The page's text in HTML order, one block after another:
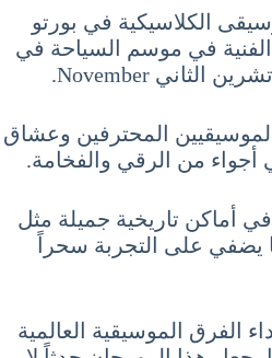
الكلاسيكية في بورتو
الفنية في موسم السياحة في
المحترفين وعشاق
أجواء من الرقي والفخامة.
أماكن تاريخية جميلة مثل
يضفي على التجربة سحراً
الفرق الموسيقية العالمية